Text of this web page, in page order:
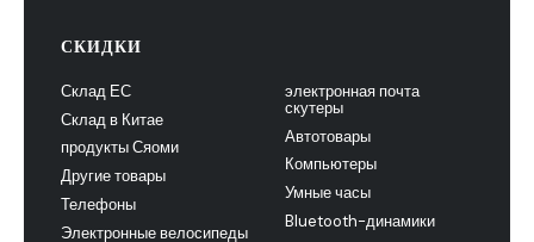
СКИДКИ
Склад ЕС
Склад в Китае
продукты Сяоми
Другие товары
Телефоны
Электронные велосипеды
электронная почта
скутеры
Автотовары
Компьютеры
Умные часы
Bluetooth-динамики